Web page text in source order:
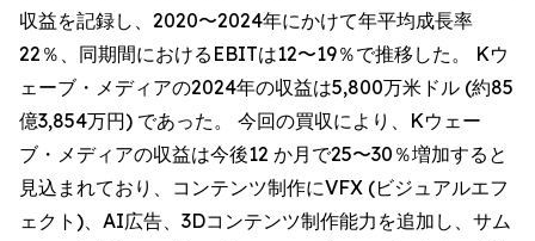
収益を記録し、2020〜2024年にかけて年平均成長率
22％、同期間におけるEBITは12〜19％で推移した。 Kウ
ェーブ・メディアの2024年の収益は5,800万米ドル (約85
億3,854万円) であった。 今回の買収により、Kウェー
ブ・メディアの収益は今後12 か月で25〜30％増加すると
見込まれており、コンテンツ制作にVFX (ビジュアルエフ
ェクト)、AI広告、3Dコンテンツ制作能力を追加し、サム